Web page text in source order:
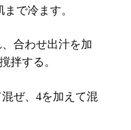
で冷ます。
合わせ出汁を加
拌する。
ぜ、 4を加えて混